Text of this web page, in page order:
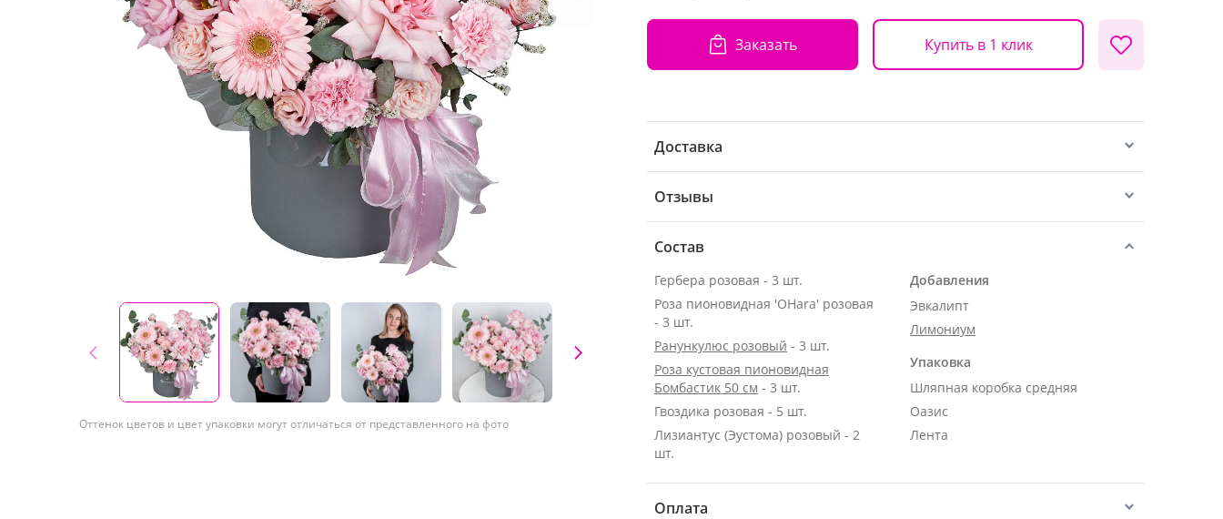
Оттенок цветов и цвет упаковки могут отличаться от представленного на фото
Заказать Купить в 1 клик
Доставка
Отзывы
Состав
Гербера розовая - 3 шт.
Роза пионовидная 'OHara' розовая
- 3 шт.
Ранункулюс розовый - 3 шт.
Роза кустовая пионовидная
Бомбастик 50 см - 3 шт.
Гвоздика розовая - 5 шт.
Лизиантус (Эустома) розовый - 2
шт.
Добавления
Эвкалипт
Лимониум
Упаковка
Шляпная коробка средняя
Оазис
Лента
Оплата